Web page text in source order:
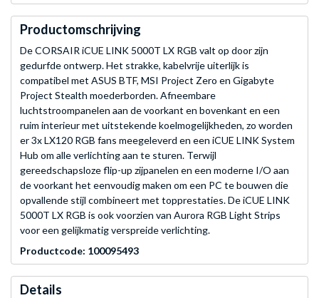
Productomschrijving
De CORSAIR iCUE LINK 5000T LX RGB valt op door zijn
gedurfde ontwerp. Het strakke, kabelvrije uiterlijk is
compatibel met ASUS BTF, MSI Project Zero en Gigabyte
Project Stealth moederborden. Afneembare
luchtstroompanelen aan de voorkant en bovenkant en een
ruim interieur met uitstekende koelmogelijkheden, zo worden
er 3x LX120 RGB fans meegeleverd en een iCUE LINK System
Hub om alle verlichting aan te sturen. Terwijl
gereedschapsloze flip-up zijpanelen en een moderne I/O aan
de voorkant het eenvoudig maken om een PC te bouwen die
opvallende stijl combineert met topprestaties. De iCUE LINK
5000T LX RGB is ook voorzien van Aurora RGB Light Strips
voor een gelijkmatig verspreide verlichting.
Productcode: 100095493
Details